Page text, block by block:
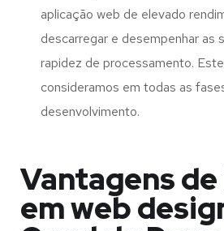
aplicação web de elevado
descarregar e desempenhar as
rapidez de processamento.
consideramos em todas as
desenvolvimento.
Vantagens
em web